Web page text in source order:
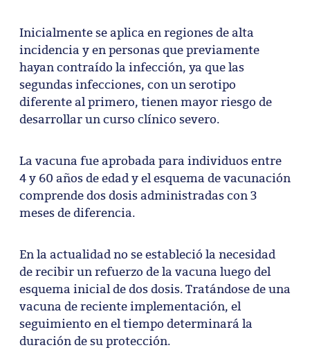
Inicialmente se aplica en regiones de alta
incidencia y en personas que previamente
hayan contraído la infección, ya que las
segundas infecciones, con un serotipo
diferente al primero, tienen mayor riesgo de
desarrollar un curso clínico severo.
La vacuna fue aprobada para individuos entre
4 y 60 años de edad y el esquema de vacunación
comprende dos dosis administradas con 3
meses de diferencia.
En la actualidad no se estableció la necesidad
de recibir un refuerzo de la vacuna luego del
esquema inicial de dos dosis. Tratándose de una
vacuna de reciente implementación, el
seguimiento en el tiempo determinará la
duración de su protección.